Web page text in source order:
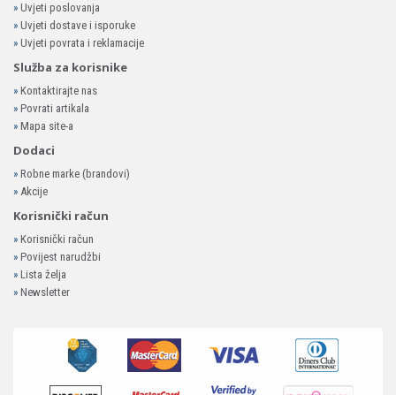
» Uvjeti poslovanja
» Uvjeti dostave i isporuke
» Uvjeti povrata i reklamacije
Služba za korisnike
» Kontaktirajte nas
» Povrati artikala
» Mapa site-a
Dodaci
» Robne marke (brandovi)
» Akcije
Korisnički račun
» Korisnički račun
» Povijest narudžbi
» Lista želja
» Newsletter